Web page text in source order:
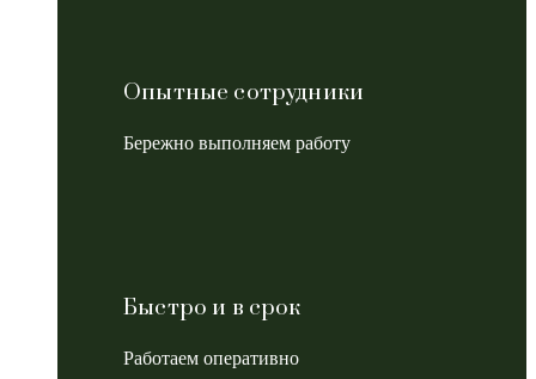
Опытные сотрудники
Бережно выполняем работу
Быстро и в срок
Работаем оперативно